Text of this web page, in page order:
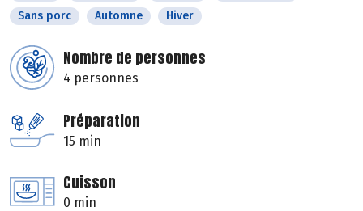
Sans porc
Automne Hiver
Nombre de personnes
4 personnes
Préparation
15 min
Cuisson
0 min